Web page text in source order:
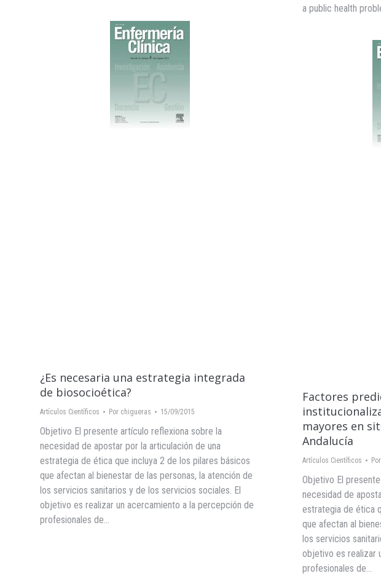
a public health
¿Es necesaria una estrategia integrada
de biosocioética?
Artículos Científicos Por chigueras 15/09/2015
Objetivo El presente artículo reflexiona sobre la
necesidad de apostar por la articulación de una
estrategia de ética que incluya 2 de los pilares básicos
que afectan al bienestar de las personas, la atención de
los servicios sanitarios y de los servicios sociales. El
objetivo es realizar un acercamiento a la percepción de
profesionales de…
Factores
mayores en
Andalucía
Artículos Científicos Por
Objetivo El
necesidad de
estrategia de ética
que afectan al
los servicios
objetivo es realizar
profesionales de…